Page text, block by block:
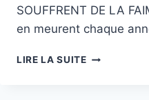
SOUFFRENT DE LA
en meurent chaque
LIRE LA SUITE